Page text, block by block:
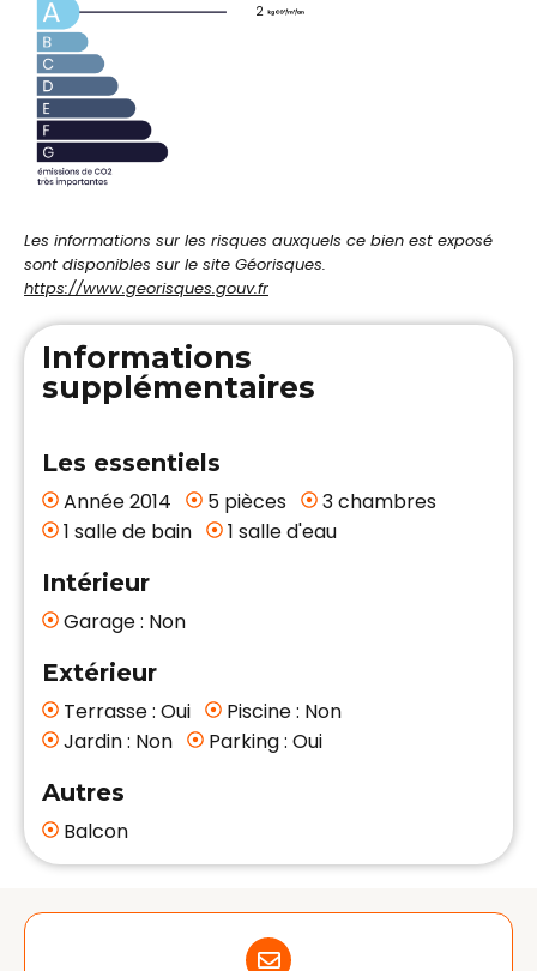
2
Les informations sur les risques auxquels ce bien est exposé
sont disponibles sur le site Géorisques.
https://www.georisques.gouv.fr
Informations
supplémentaires
Les essentiels
Année 2014 5 pièces
3 chambres
1 salle de bain
1 salle d'eau
Intérieur
Garage : Non
Extérieur
Terrasse : Oui
Piscine : Non
Jardin : Non
Parking : Oui
Autres
Balcon